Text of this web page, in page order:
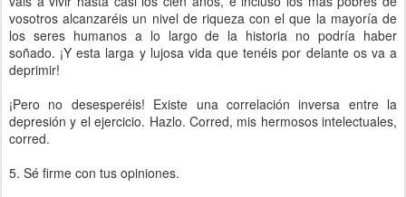
vosotros alcanzaréis un nivel de riqueza con el que la mayoría de
los seres humanos a lo largo de la historia no podría haber
soñado. ¡Y esta larga y lujosa vida que tenéis por delante os va a
deprimir!
¡Pero no desesperéis! Existe una correlación inversa entre la
depresión y el ejercicio. Hazlo. Corred, mis hermosos intelectuales,
corred.
5. Sé firme con tus opiniones.